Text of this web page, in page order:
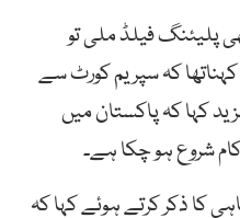
پلیئنگ فیلڈ ملی تو
کہ سپریم کورٹ سے
کہا کہ پاکستان میں
شروع ہو چکا ہے۔
کا ذکر کرتے ہوئے کہا کہ